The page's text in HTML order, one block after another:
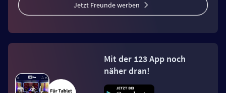
Jetzt Freunde werben
Mit der 123 App noch
näher dran!